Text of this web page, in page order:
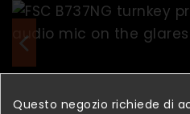
Questo negozio richiede di